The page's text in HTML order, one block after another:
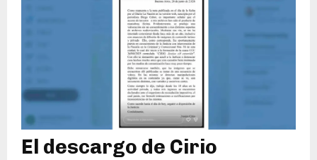
El descargo de Cirio